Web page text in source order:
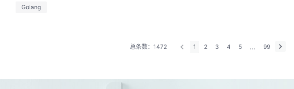
Golang
总条数：1472 1 2 3 4 5 ... 99